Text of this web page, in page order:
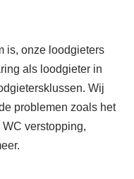
is, onze loodgieters
als loodgieter in
Wij
problemen zoals het
verstopping,